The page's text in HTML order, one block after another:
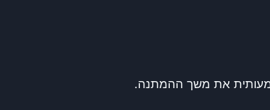
את משך ההמתנה.